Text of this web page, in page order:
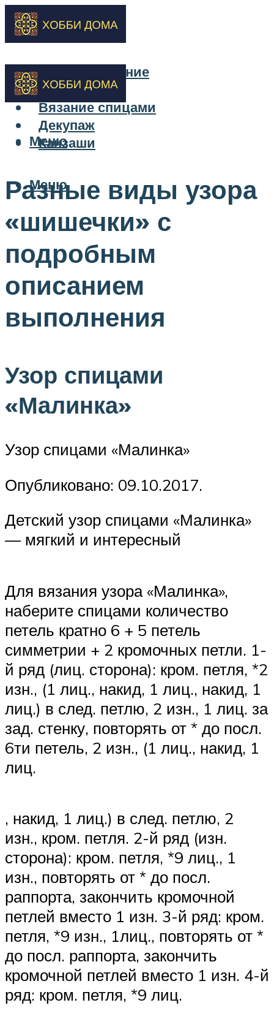
Бисероплетение
Вышивка
Вязание спицами
Декупаж
Канзаши
Меню
Меню
Разные виды узора
«шишечки» с
подробным
описанием
выполнения
Узор спицами
«Малинка»
Узор спицами «Малинка»
Опубликовано: 09.10.2017.
Детский узор спицами «Малинка»
— мягкий и интересный
Для вязания узора «Малинка»,
наберите спицами количество
петель кратно 6 + 5 петель
симметрии + 2 кромочных петли. 1-
й ряд (лиц. сторона): кром. петля, *2
изн., (1 лиц., накид, 1 лиц., накид, 1
лиц.) в след. петлю, 2 изн., 1 лиц. за
зад. стенку, повторять от * до посл.
6ти петель, 2 изн., (1 лиц., накид, 1
лиц.
, накид, 1 лиц.) в след. петлю, 2
изн., кром. петля. 2-й ряд (изн.
сторона): кром. петля, *9 лиц., 1
изн., повторять от * до посл.
раппорта, закончить кромочной
петлей вместо 1 изн. 3-й ряд: кром.
петля, *9 изн., 1лиц., повторять от *
до посл. раппорта, закончить
кромочной петлей вместо 1 изн. 4-й
ряд: кром. петля, *9 лиц.